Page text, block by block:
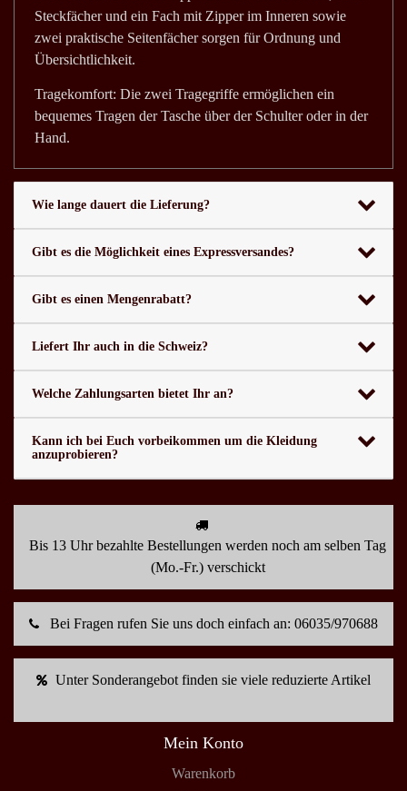
Steckfächer und ein Fach mit Zipper im Inneren sowie
zwei praktische Seitenfächer sorgen für Ordnung und
Übersichtlichkeit.
Tragekomfort: Die zwei Tragegriffe ermöglichen ein
bequemes Tragen der Tasche über der Schulter oder in der
Hand.
Wie lange dauert die Lieferung?
Gibt es die Möglichkeit eines Expressversandes?
Gibt es einen Mengenrabatt?
Liefert Ihr auch in die Schweiz?
Welche Zahlungsarten bietet Ihr an?
Kann ich bei Euch vorbeikommen um die Kleidung
anzuprobieren?
Bis 13 Uhr bezahlte Bestellungen werden noch am selben Tag
(Mo.-Fr.) verschickt
Bei Fragen rufen Sie uns doch einfach an: 06035/970688
Unter Sonderangebot finden sie viele reduzierte Artikel
Mein Konto
Warenkorb